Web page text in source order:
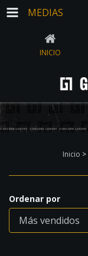
MEDIAS
INICIO
Inicio >
Ordenar por